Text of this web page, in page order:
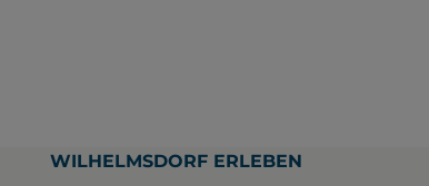
WILHELMSDORF ERLEBEN